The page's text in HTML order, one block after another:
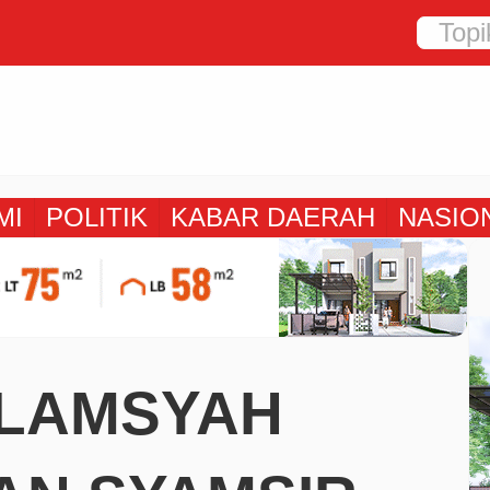
POLITIK KABAR DAERAH